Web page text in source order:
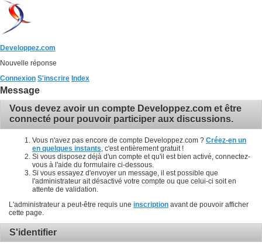
Developpez.com
Nouvelle réponse
Connexion S'inscrire Index
Message
Vous devez avoir un compte Developpez.com et être
connecté pour pouvoir participer aux discussions.
Vous n'avez pas encore de compte Developpez.com ? Créez-en un
en quelques instants , c'est entièrement gratuit !
Si vous disposez déjà d'un compte et qu'il est bien activé, connectez-
vous à l'aide du formulaire ci-dessous.
Si vous essayez d'envoyer un message, il est possible que
l'administrateur ait désactivé votre compte ou que celui-ci soit en
attente de validation.
L'administrateur a peut-être requis une inscription avant de pouvoir afficher
cette page.
S'identifier